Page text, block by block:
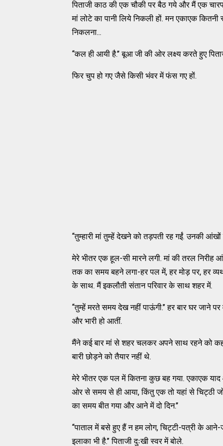
पिताजी काठ की एक चौकी पर बैठ गये और मैं एक
मां लोटे का पानी लिये निकली हों. मन एकाएक
निकलना...
‘‘कल ही आयी है.’’ बूआ जी की ओर लक्ष्य करते हुए
फिर चुप हो गए जैसे किसी भंवर में फंस गए हों.
‘‘तुम्हारी मां तुम्हें देखने को तड़पती रह गईं. उनकी
मेरे भीतर एक हूल-सी मारने लगी. मां की तरल
तक का समय बहने लगा-हर पल में, हर मोड़ पर, हर
के साथ. मैं इकलौती संतान परिवार के साथ शहर में.
‘‘तुम्हें मरते समय देख नहीं पाऊंगी.’’ हर बार घर जाने
और भारी हो आतीं.
मैंने कई बार मां से शहर चलकर अपने साथ रहने को
बारी छोड़ने को तैयार नहीं थे.
मेरे भीतर एक पल में कितना कुछ बह गया. एकाएक
ओर से समय से ही आया, किंतु एक तो यहां से चिट्ठी
का समय बीत गया और आने में दो दिन.’’
‘‘पाताल में बसे हुए हैं न हम लोग, चिट्टी-पत्री के
इलाका भी है.’’ पिताजी दुःखी स्वर में बोले.